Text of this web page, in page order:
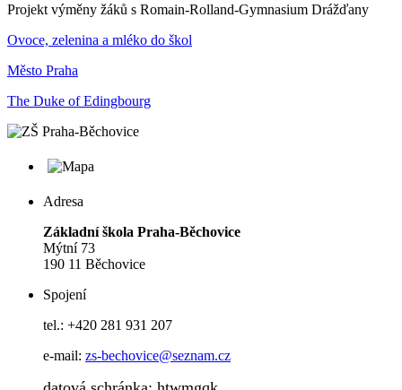
Projekt výměny žáků s Romain-Rolland-Gymnasium Drážďany
Ovoce, zelenina a mléko do škol
Město Praha
The Duke of Edingbourg
Adresa
Základní škola Praha-Běchovice
Mýtní 73
190 11 Běchovice
Spojení
tel.: +420 281 931 207
e-mail: zs-bechovice@seznam.cz